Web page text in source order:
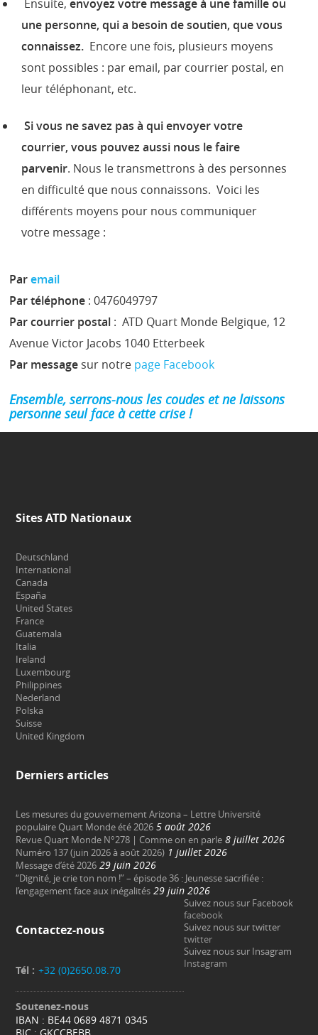
Ensuite, envoyez votre message à une famille ou
une personne, qui a besoin de soutien, que vous
connaissez.Encore une fois, plusieurs moyens
sont possibles : par email, par courrier postal, en
leur téléphonant, etc.
Si vous ne savez pas à qui envoyer votre
courrier, vous pouvez aussi nous le faire
parvenir. Nous le transmettrons à des personnes
en difficulté que nous connaissons. Voici les
différents moyens pour nous communiquer
votre message :
Paremail
Par téléphone : 0476049797
Par courrier postal : ATD Quart Monde Belgique, 12
Avenue Victor Jacobs 1040 Etterbeek
Par message sur notre page Facebook
Ensemble, serrons-nous les coudes et ne laissons
personne seul face à cette crise !
Sites ATD Nationaux
Deutschland
International
Canada
España
United States
France
Guatemala
Italia
Ireland
Luxembourg
Philippines
Nederland
Polska
Suisse
United Kingdom
Derniers articles
Les mesures du gouvernement Arizona – Lettre Université
populaire Quart Monde été 2026 5 août 2026
Revue Quart Monde N°278 | Comme on en parle 8 juillet 2026
Numéro 137 (juin 2026 à août 2026) 1 juillet 2026
Message d’été 2026 29 juin 2026
“Dignité, je crie ton nom !” – épisode 36 : Jeunesse sacrifiée :
l’engagement face aux inégalités 29 juin 2026
Contactez-nous
Tél : +32 (0)2650.08.70
Soutenez-nous
IBAN : BE44 0689 4871 0345
Suivez nous sur Facebook
facebook
Suivez nous sur twitter
twitter
Suivez nous sur Insagram
Instagram